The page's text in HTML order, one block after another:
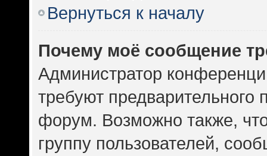
Вернуться к началу
Почему моё сообщение
Администратор
требуют предварительного
форум. Возможно также,
группу пользователей,